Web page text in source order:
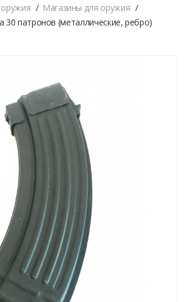
Магазины для оружия
30 патронов (металлические, ребро)